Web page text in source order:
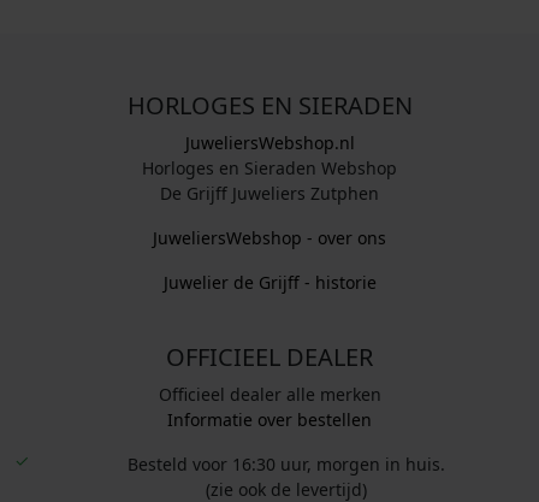
HORLOGES EN SIERADEN
JuweliersWebshop.nl
Horloges en Sieraden Webshop
De Grijff Juweliers Zutphen
JuweliersWebshop - over ons
Juwelier de Grijff - historie
OFFICIEEL DEALER
Officieel dealer alle merken
Informatie over bestellen
Besteld voor 16:30 uur, morgen in huis.
(zie ook de levertijd)